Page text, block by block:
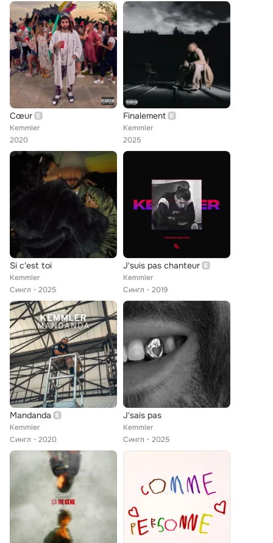
Cœur
Kemmler
2020
Finalement
Kemmler
2025
Si c'est toi
Kemmler
Сингл
2025
J'suis pas chanteur
Kemmler
Сингл
2019
Mandanda
Kemmler
Сингл
2020
J'sais pas
Kemmler
Сингл
2025